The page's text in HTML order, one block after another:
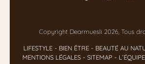
Copyright Dearmuesli 2026, Tous
LIFESTYLE - BIEN ÊTRE - BEAUTÉ AU
MENTIONS LÉGALES - SITEMAP -